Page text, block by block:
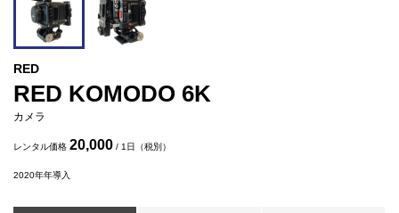
RED
RED KOMODO 6K
カメラ
レンタル価格 20,000 / 1日（税別）
2020年年導入